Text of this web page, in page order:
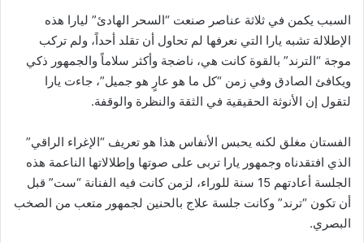
السبب يكمن في ثلاثة عناصر صنعت “السحر الهادئ” ليارا هذه
الإطلالة تشبه يارا التي نعرفها لم تحاول أن تقلد أحداً، ولم تركب
موجة “الترند” بالقوة كانت هي، ناضجة وأكثر سلاماً والجمهور ذكي
ويكافئ الصادق وفي زمن “كل ما هو عارٍ هو جميل”، جاءت يارا
لتقول إن الأنوثة الحقيقية في الثقة والنظرة والوقفة.
الفستان مغلق لكنه يحبس الأنفاس هذا هو تعريف “الإغراء الراقي”
الذي افتقدناه وجمهور يارا تربى على صوتها وإطلالاتها الناعمة هذه
الجلسة أعادتهم 15 سنة للوراء، لزمن كانت فيه الفنانة “ست” قبل
أن تكون “ترند” وكانت جلسة علاج بالحنين لجمهور متعب من الصخب
البصري.